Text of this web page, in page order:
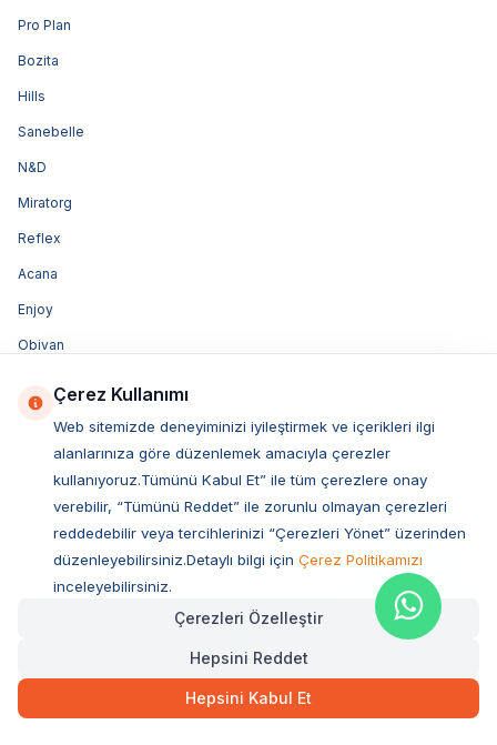
Pro Plan
Bozita
Hills
Sanebelle
N&D
Miratorg
Reflex
Acana
Enjoy
Obivan
Vetcure
Purina
E-BÜLTENİMİZE ÜYE OLUN!
SOSYAL MEDYA
Çerez Kullanımı
Web sitemizde deneyiminizi iyileştirmek ve içerikleri ilgi
alanlarınıza göre düzenlemek amacıyla çerezler
kullanıyoruz.Tümünü Kabul Et” ile tüm çerezlere onay
verebilir, “Tümünü Reddet” ile zorunlu olmayan çerezleri
reddedebilir veya tercihlerinizi “Çerezleri Yönet” üzerinden
düzenleyebilirsiniz.Detaylı bilgi için Çerez Politikamızı
inceleyebilirsiniz.
Çerezleri Özelleştir
Hepsini Reddet
Hepsini Kabul Et